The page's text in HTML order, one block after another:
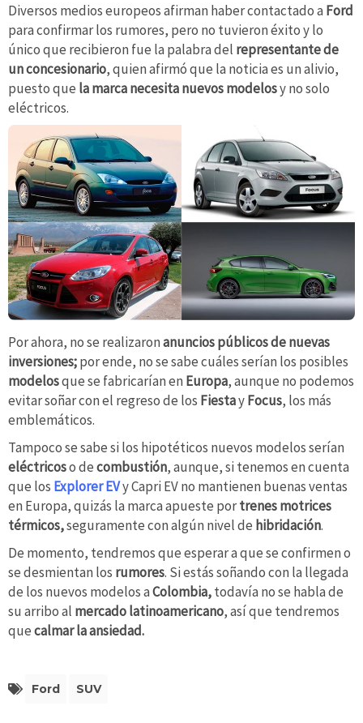
Diversos medios europeos afirman haber contactado a Ford
para confirmar los rumores, pero no tuvieron éxito y lo
único que recibieron fue la palabra del representante de
un concesionario, quien afirmó que la noticia es un alivio,
puesto que la marca necesita nuevos modelosy no solo
eléctricos.
Por ahora, no se realizaronanuncios públicos de nuevas
inversiones;por ende, no se sabe cuáles serían los posibles
modelosque se fabricarían en Europa, aunque no podemos
evitar soñar con el regreso de los FiestayFocus, los más
emblemáticos.
Tampoco se sabe si los hipotéticos nuevos modelos serían
eléctricoso decombustión, aunque, si tenemos en cuenta
que los Explorer EVy Capri EV no mantienen buenas ventas
en Europa, quizás la marca apueste portrenes motrices
térmicos,seguramente con algún nivel de hibridación.
De momento, tendremos que esperar a que se confirmen o
se desmientan los rumores. Si estás soñando con la llegada
de los nuevos modelos aColombia,todavía no se habla de
su arribo al mercado latinoamericano, así que tendremos
quecalmar la ansiedad.
Ford SUV